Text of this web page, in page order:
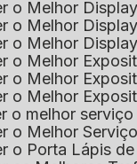
o Melhor
o Melhor
o Melhor
o Melhor
o Melhor
o Melhor
o melhor
o Melhor
o Porta Lápis